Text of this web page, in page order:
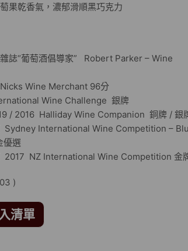
果乾香氣，濃郁滑順黑巧克力
誌“葡萄酒倡導家” Robert Parker – Wine
Wine Merchant 96分
Wine Challenge 銀牌
/ 2016 Halliday Wine Companion 銅牌 / 銀
Sydney International Wine Competition –
優選
2017 NZ International Wine Competition 金
)
清單